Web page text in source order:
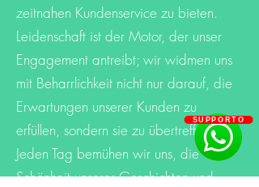
zeitnahen Kundenservice zu bieten.
Leidenschaft ist der Motor, der unser
Engagement antreibt; wir widmen uns
mit Beharrlichkeit nicht nur darauf, die
Erwartungen unserer Kunden zu
erfüllen, sondern sie zu übertreffen.
Jeden Tag bemühen wir uns, die
Schönheit unserer Geschichten und
SUPPORTO